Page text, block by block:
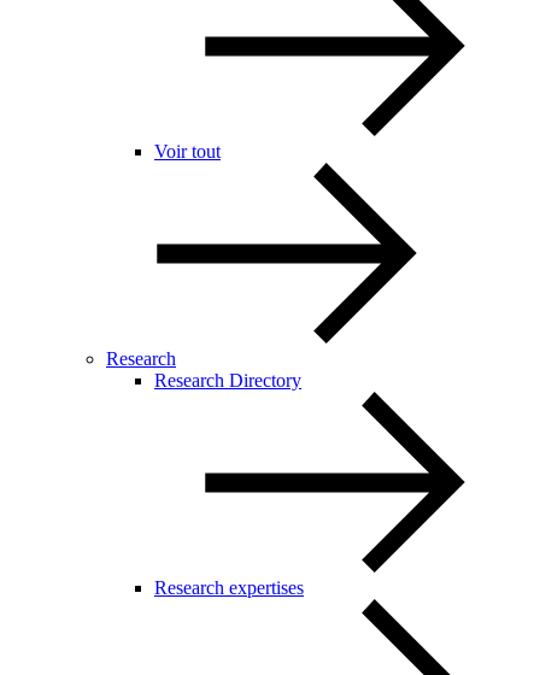
Voir tout
Research
Research Directory
Research expertises